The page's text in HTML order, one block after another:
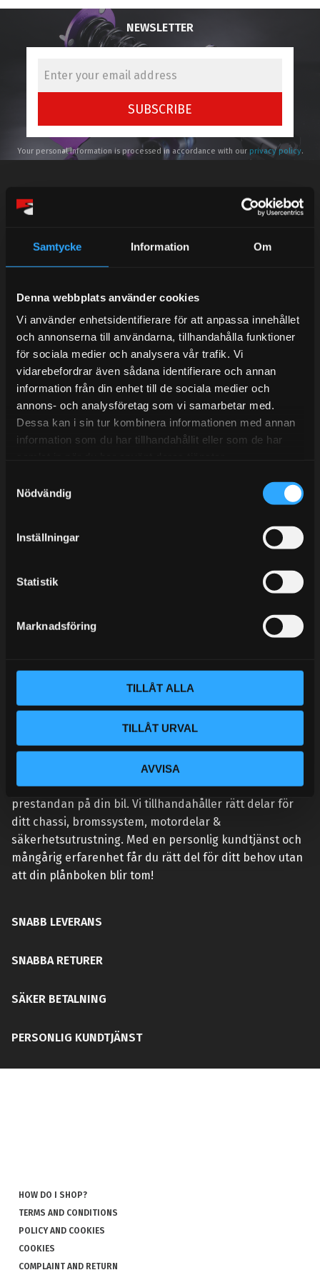
Samtycke Information Om
Denna webbplats använder cookies
Vi använder enhetsidentifierare för att anpassa innehållet
och annonserna till användarna, tillhandahålla funktioner
för sociala medier och analysera vår trafik. Vi
vidarebefordrar även sådana identifierare och annan
information från din enhet till de sociala medier och
annons- och analysföretag som vi samarbetar med.
Dessa kan i sin tur kombinera informationen med annan
information som du har tillhandahållit eller som de har
Nödvändig
Inställningar
Statistik
Marknadsföring
TILLÅT ALLA
TILLÅT URVAL
AVVISA
NEWSLETTER
SUBSCRIBE
Your personal information is processed in accordance with our privacy policy.
Lunchstängt 12:00-13:00
Tel: 031- 51 66 60
E-post:info@streetperformance.se
KUNSKAPSCENTER
CUSTOMER SERVICE
VÅR AFFÄRSIDÉ ÄR ENKEL:
Handlar du hos Street Performance så höjer du
prestandan på din bil. Vi tillhandahåller rätt delar för
ditt chassi, bromssystem, motordelar &
säkerhetsutrustning. Med en personlig kundtjänst och
mångårig erfarenhet får du rätt del för ditt behov utan
att din plånboken blir tom!
SNABB LEVERANS
SNABBA RETURER
SÄKER BETALNING
PERSONLIG KUNDTJÄNST
HOW DO I SHOP?
TERMS AND CONDITIONS
POLICY AND COOKIES
COOKIES
COMPLAINT AND RETURN